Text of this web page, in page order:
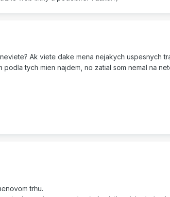
Ak viete dake mena nejakych uspesnych
tych mien najdem, no zatial som nemal na
trhu.